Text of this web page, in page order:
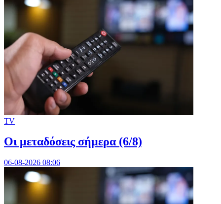
TV
Οι μεταδόσεις σήμερα (6/8)
06-08-2026 08:06